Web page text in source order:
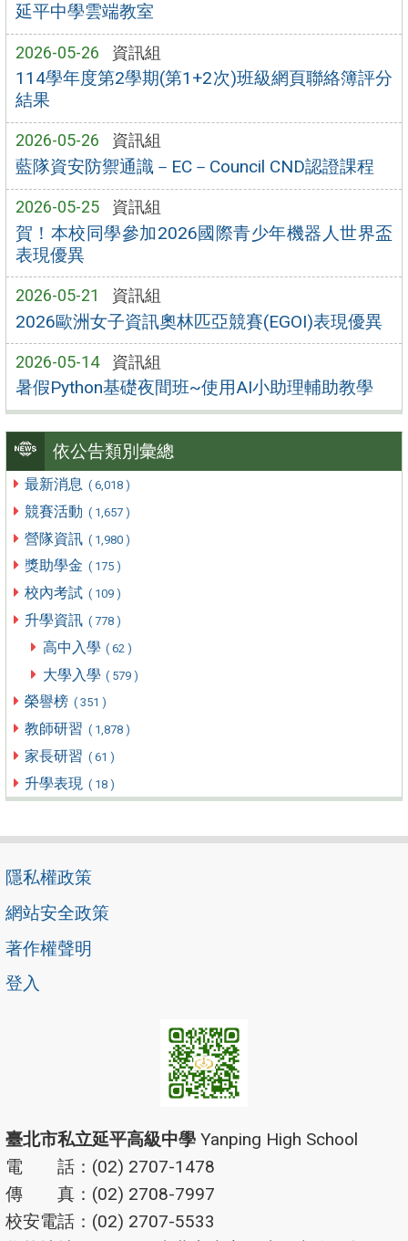
延平中學雲端教室
2026-05-26 資訊組
114學年度第2學期(第1+2次)班級網頁聯絡簿評分
結果
2026-05-26 資訊組
藍隊資安防禦通識－EC－Council CND認證課程
2026-05-25 資訊組
賀！本校同學參加2026國際青少年機器人世界盃
表現優異
2026-05-21 資訊組
2026歐洲女子資訊奧林匹亞競賽(EGOI)表現優異
2026-05-14 資訊組
暑假Python基礎夜間班~使用AI小助理輔助教學
依公告類別彙總
最新消息 ( 6,018 )
競賽活動 ( 1,657 )
營隊資訊 ( 1,980 )
獎助學金 ( 175 )
校內考試 ( 109 )
升學資訊 ( 778 )
高中入學 ( 62 )
大學入學 ( 579 )
榮譽榜 ( 351 )
教師研習 ( 1,878 )
家長研習 ( 61 )
升學表現 ( 18 )
隱私權政策
網站安全政策
著作權聲明
登入
臺北市私立延平高級中學 Yanping High School
電 話：(02) 2707-1478
傳 真：(02) 2708-7997
校安電話：(02) 2707-5533